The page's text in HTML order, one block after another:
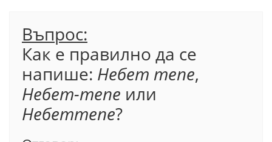
Въпрос:
Как е правилно да се
напише: Небет тепе,
Небет-тепе или
Небеттепе?